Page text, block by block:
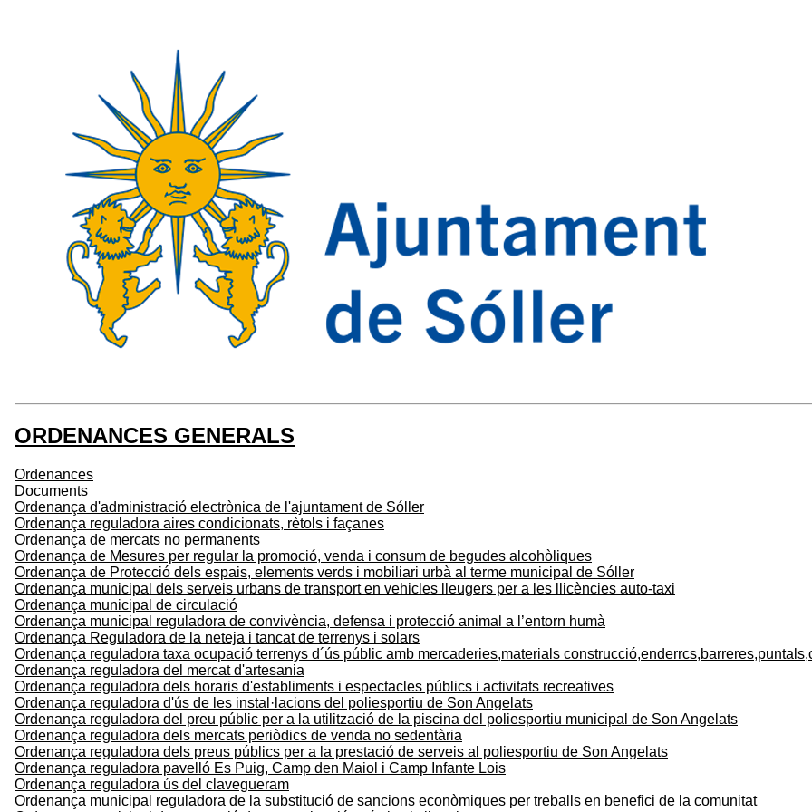
ORDENANCES GENERALS
Ordenances
Documents
Ordenança d'administració electrònica de l'ajuntament de Sóller
Ordenança reguladora aires condicionats, rètols i façanes
Ordenança de mercats no permanents
Ordenança de Mesures per regular la promoció, venda i consum de begudes alcohòliques
Ordenança de Protecció dels espais, elements verds i mobiliari urbà al terme municipal de Sóller
Ordenança municipal dels serveis urbans de transport en vehicles lleugers per a les llicències auto-taxi
Ordenança municipal de circulació
Ordenança municipal reguladora de convivència, defensa i protecció animal a l’entorn humà
Ordenança Reguladora de la neteja i tancat de terrenys i solars
Ordenança reguladora taxa ocupació terrenys d´ús públic amb mercaderies,materials
Ordenança reguladora del mercat d'artesania
Ordenança reguladora dels horaris d'establiments i espectacles públics i activitats recreatives
Ordenança reguladora d'ús de les instal·lacions del poliesportiu de Son Angelats
Ordenança reguladora del preu públic per a la utilització de la piscina del poliesportiu municipal de Son Angelats
Ordenança reguladora dels mercats periòdics de venda no sedentària
Ordenança reguladora dels preus públics per a la prestació de serveis al poliesportiu de Son Angelats
Ordenança reguladora pavelló Es Puig, Camp den Maiol i Camp Infante Lois
Ordenança reguladora ús del clavegueram
Ordenança municipal reguladora de la substitució de sancions econòmiques per treballs en benefici de la comunitat